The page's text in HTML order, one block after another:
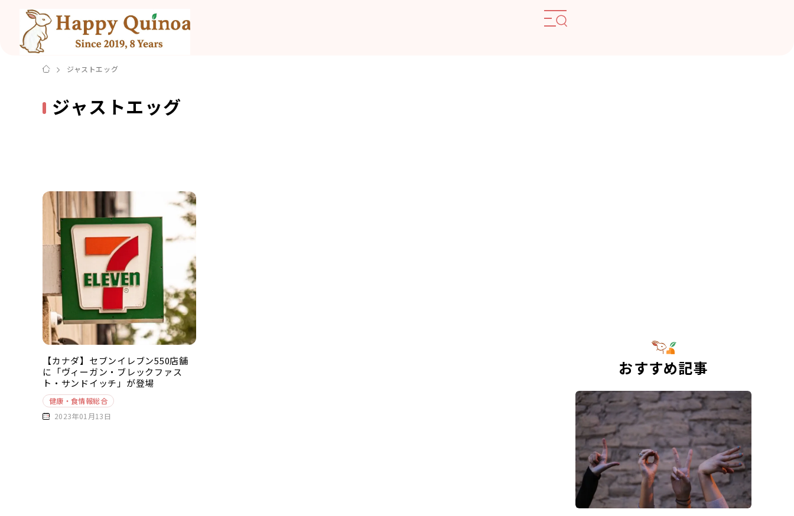
ジャストエッグ
ジャストエッグ
【カナダ】セブンイレブン550店舗
に「ヴィーガン・ブレックファス
ト・サンドイッチ」が登場
健康・食情報総合
2023年01月13日
おすすめ記事